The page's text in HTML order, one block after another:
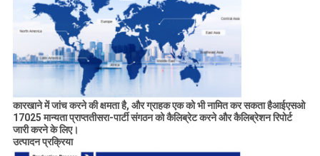
कारखाने में जांच करने की क्षमता है, और ग्राहक एक को भी नामित कर सकता हैआईएसओ
17025 मान्यता प्राप्ततीसरा-पार्टी संगठन को कैलिब्रेट करने और कैलिब्रेशन रिपोर्ट
जारी करने के लिए।
उत्पादन प्रक्रिया